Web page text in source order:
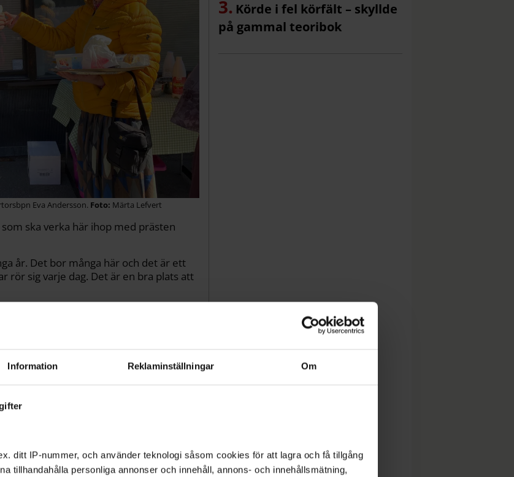
Information Reklaminställningar Om
ditt IP-nummer, och använder teknologi såsom cookies för att lagra och få tillgång
tillhandahålla personliga annonser och innehåll, annons- och innehållsmätning,
Eva Andersson. Märta Lefvert
ska verka här ihop med prästen
år. Det bor många här och det är ett
rör sig varje dag. Det är en bra plats att
Körde i fel körfält – skyllde
på gammal teoribok